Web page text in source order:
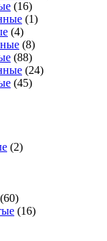
(16)
(1)
(4)
(8)
(88)
(24)
(45)
(2)
(60)
(16)